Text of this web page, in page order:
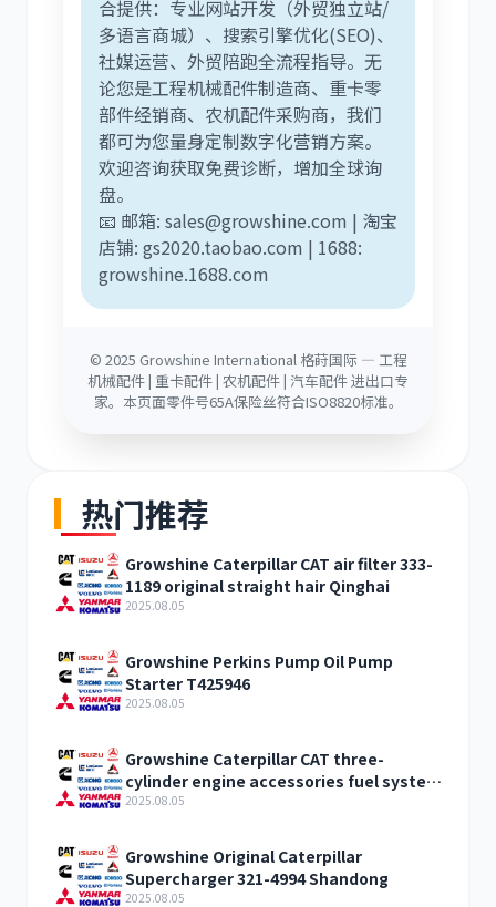
合提供：专业网站开发（外贸独立站/
多语言商城）、搜索引擎优化(SEO)、
社媒运营、外贸陪跑全流程指导。无
论您是工程机械配件制造商、重卡零
部件经销商、农机配件采购商，我们
都可为您量身定制数字化营销方案。
欢迎咨询获取免费诊断，增加全球询
盘。
📧 邮箱: sales@growshine.com | 淘宝
店铺: gs2020.taobao.com | 1688:
growshine.1688.com
© 2025 Growshine International 格莳国际 — 工程
机械配件 | 重卡配件 | 农机配件 | 汽车配件 进出口专
家。本页面零件号65A保险丝符合ISO8820标准。
热门推荐
Growshine Caterpillar CAT air filter 333-
1189 original straight hair Qinghai
2025.08.05
Growshine Perkins Pump Oil Pump
Starter T425946
2025.08.05
Growshine Caterpillar CAT three-
cylinder engine accessories fuel system
inquiry
2025.08.05
Growshine Original Caterpillar
Supercharger 321-4994 Shandong
2025.08.05